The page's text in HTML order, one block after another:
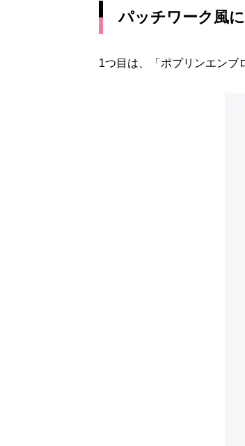
パッチワーク風
1つ目は、「ポプリンエンブ